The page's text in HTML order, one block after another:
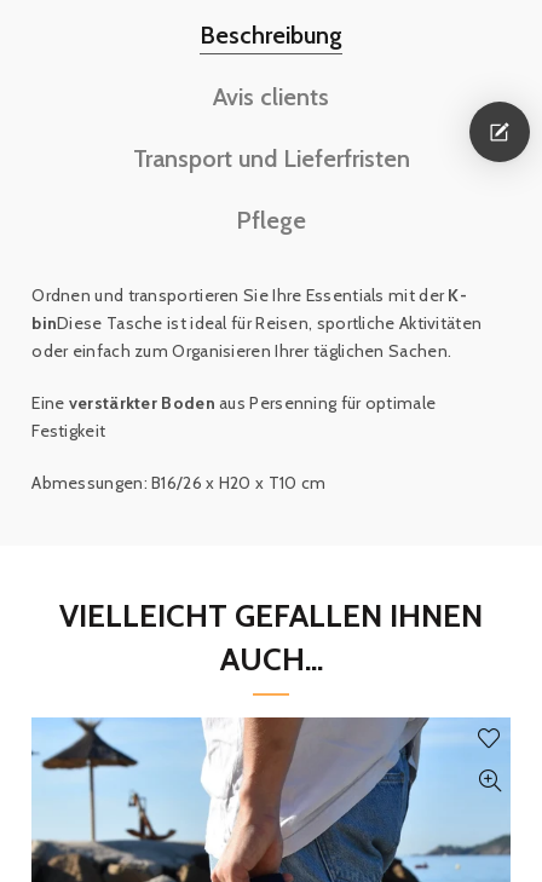
Beschreibung
Avis clients
Transport und Lieferfristen
Pflege
Ordnen und transportieren Sie Ihre Essentials mit derK-
binDiese Tasche ist ideal für Reisen, sportliche Aktivitäten
oder einfach zum Organisieren Ihrer täglichen Sachen.
Eine verstärkter Boden aus Persenning für optimale
Festigkeit
Abmessungen: B16/26 x H20 x T10 cm
VIELLEICHT GEFALLEN IHNEN
AUCH...